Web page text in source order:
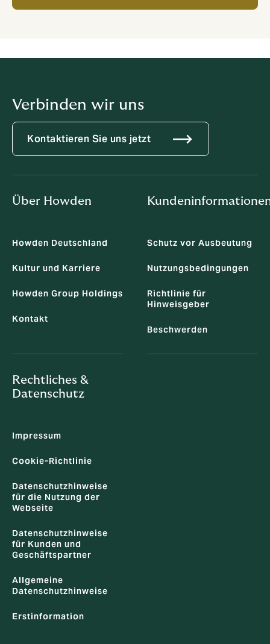
Verbinden wir uns
Kontaktieren Sie uns jetzt
Über Howden
Howden Deutschland
Kultur und Karriere
Howden Group Holdings
Kontakt
Schutz vor Ausbeutung
Nutzungsbedingungen
Richtlinie für
Hinweisgeber
Beschwerden
Rechtliches &
Datenschutz
Impressum
Cookie-Richtlinie
Datenschutzhinweise
für die Nutzung der
Webseite
Datenschutzhinweise
für Kunden und
Geschäftspartner
Allgemeine
Datenschutzhinweise
Erstinformation